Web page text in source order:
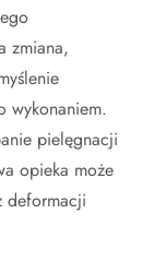
zmiana,
wykonaniem.
pielęgnacji
opieka może
deformacji